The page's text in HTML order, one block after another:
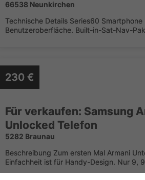
66538 Neunkirchen
Technische Details Series60 Smartphone
Benutzeroberfläche. Built-in-Sat-Nav-
230 €
Für verkaufen: Samsung
Unlocked Telefon
5282 Braunau
Beschreibung Zum ersten Mal Armani
Einfachheit ist für Handy-Design. Nur 9,